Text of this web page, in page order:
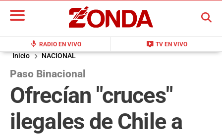
mic RADIO EN VIVO live_tv TV EN VIVO
BUSCAR
Inicio NACIONAL
Paso Binacional
Ofrecían "cruces"
ilegales de Chile a